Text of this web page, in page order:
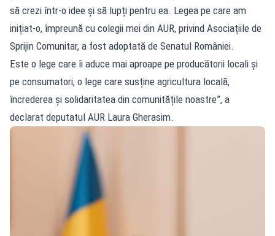
să crezi într-o idee și să lupți pentru ea. Legea pe care am
inițiat-o, împreună cu colegii mei din AUR, privind Asociațiile de
Sprijin Comunitar, a fost adoptată de Senatul României.
Este o lege care îi aduce mai aproape pe producătorii locali și
pe consumatori, o lege care susține agricultura locală,
încrederea și solidaritatea din comunitățile noastre”, a
declarat deputatul AUR Laura Gherasim.